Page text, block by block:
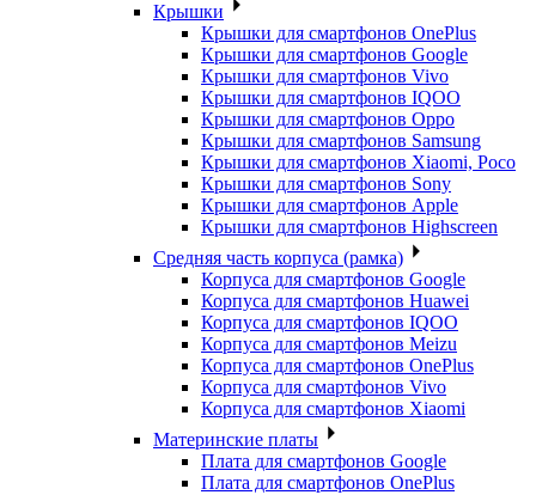
Крышки
Крышки для смартфонов OnePlus
Крышки для смартфонов Google
Крышки для смартфонов Vivo
Крышки для смартфонов IQOO
Крышки для смартфонов Oppo
Крышки для смартфонов Samsung
Крышки для смартфонов Xiaomi, Poco
Крышки для смартфонов Sony
Крышки для смартфонов Apple
Крышки для смартфонов Highscreen
Средняя часть корпуса (рамка)
Корпуса для смартфонов Google
Корпуса для смартфонов Huawei
Корпуса для смартфонов IQOO
Корпуса для смартфонов Meizu
Корпуса для смартфонов OnePlus
Корпуса для смартфонов Vivo
Корпуса для смартфонов Xiaomi
Материнские платы
Плата для смартфонов Google
Плата для смартфонов OnePlus